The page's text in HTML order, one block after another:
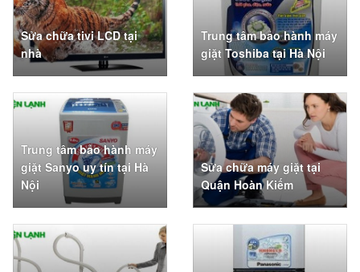
Sửa chữa tivi LCD tại
nhà
Trung tâm bảo hành máy
giặt Toshiba tại Hà Nội
Trung tâm bảo hành máy
giặt Sanyo uy tín tại Hà
Nội
Sửa chữa máy giặt tại
Quận Hoàn Kiếm